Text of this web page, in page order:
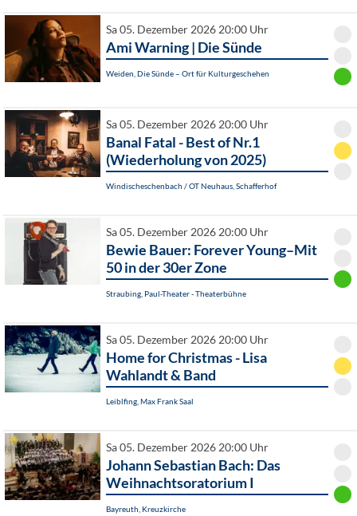
Sa 05. Dezember 2026 20:00 Uhr
Ami Warning | Die Sünde
Weiden, Die Sünde – Ort für Kulturgeschehen
Sa 05. Dezember 2026 20:00 Uhr
Banal Fatal - Best of Nr.1
(Wiederholung von 2025)
Windischeschenbach / OT Neuhaus, Schafferhof
Sa 05. Dezember 2026 20:00 Uhr
Bewie Bauer: Forever Young–Mit
50 in der 30er Zone
Straubing, Paul-Theater - Theaterbühne
Sa 05. Dezember 2026 20:00 Uhr
Home for Christmas - Lisa
Wahlandt & Band
Leiblfing, Max Frank Saal
Sa 05. Dezember 2026 20:00 Uhr
Johann Sebastian Bach: Das
Weihnachtsoratorium I
Bayreuth, Kreuzkirche